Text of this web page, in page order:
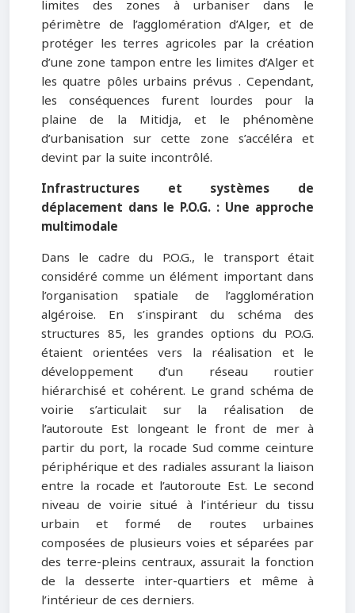
limites des zones à urbaniser dans le
périmètre de l’agglomération d’Alger, et de
protéger les terres agricoles par la création
d’une zone tampon entre les limites d’Alger et
les quatre pôles urbains prévus . Cependant,
les conséquences furent lourdes pour la
plaine de la Mitidja, et le phénomène
d’urbanisation sur cette zone s’accéléra et
devint par la suite incontrôlé.
Infrastructures et systèmes de
déplacement dans le P.O.G. : Une approche
multimodale
Dans le cadre du P.O.G., le transport était
considéré comme un élément important dans
l’organisation spatiale de l’agglomération
algéroise. En s’inspirant du schéma des
structures 85, les grandes options du P.O.G.
étaient orientées vers la réalisation et le
développement d’un réseau routier
hiérarchisé et cohérent. Le grand schéma de
voirie s’articulait sur la réalisation de
l’autoroute Est longeant le front de mer à
partir du port, la rocade Sud comme ceinture
périphérique et des radiales assurant la liaison
entre la rocade et l’autoroute Est. Le second
niveau de voirie situé à l’intérieur du tissu
urbain et formé de routes urbaines
composées de plusieurs voies et séparées par
des terre-pleins centraux, assurait la fonction
de la desserte inter-quartiers et même à
l’intérieur de ces derniers.